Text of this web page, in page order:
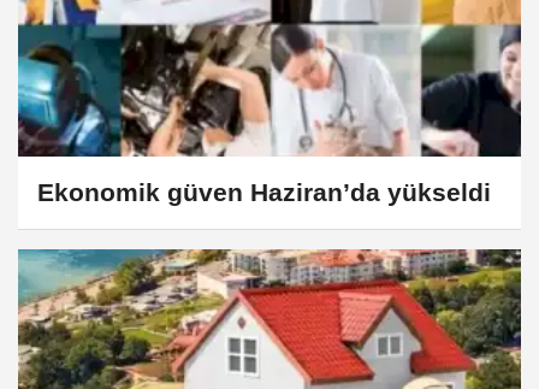
Ekonomik güven Haziran’da yükseldi